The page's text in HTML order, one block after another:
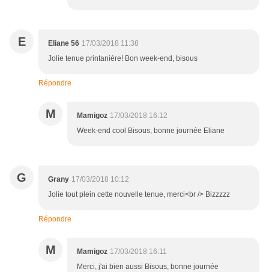
E Eliane 56 17/03/2018 11:38
Jolie tenue printanière! Bon week-end, bisous
Répondre
M Mamigoz 17/03/2018 16:12
Week-end cool Bisous, bonne journée Eliane
G Grany 17/03/2018 10:12
Jolie tout plein cette nouvelle tenue, merci<br /> Bizzzzz
Répondre
M Mamigoz 17/03/2018 16:11
Merci, j'ai bien aussi Bisous, bonne journée